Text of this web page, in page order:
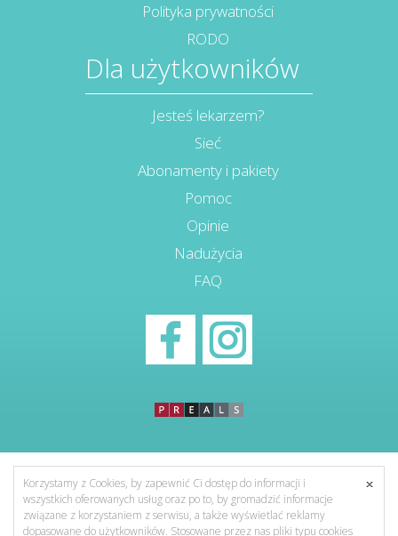
Polityka prywatności
RODO
Dla użytkowników
Jesteś lekarzem?
Sieć
Abonamenty i pakiety
Pomoc
Opinie
Nadużycia
FAQ
Korzystamy z Cookies, by zapewnić Ci dostęp do informacji i
wszystkich oferowanych usług oraz po to, by gromadzić informacje
związane z korzystaniem z serwisu, a także wyświetlać reklamy
dopasowane do użytkowników. Stosowane przez nas pliki typu cookies